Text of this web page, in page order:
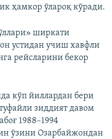
ҳамкор ўлароқ кўради.
ширкати
устидан учиш хавфли
рейсларини бекор
кўп йиллардан бери
зиддият давом
1988–1994
ўзини Озарбайжондан